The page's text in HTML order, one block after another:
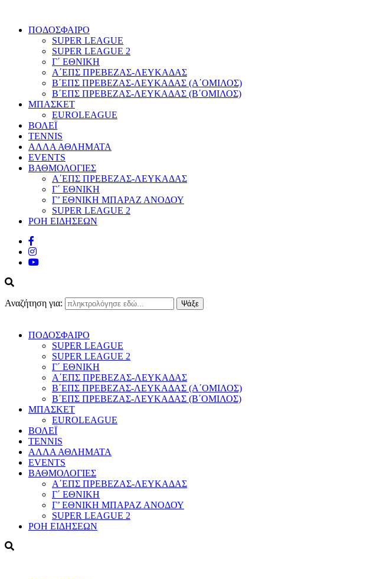
ΠΟΔΟΣΦΑΙΡΟ
SUPER LEAGUE
SUPER LEAGUE 2
Γ΄ ΕΘΝΙΚΗ
Α΄ΕΠΣ ΠΡΕΒΕΖΑΣ-ΛΕΥΚΑΔΑΣ
Β΄ΕΠΣ ΠΡΕΒΕΖΑΣ-ΛΕΥΚΑΔΑΣ (Α΄ΟΜΙΛΟΣ)
Β΄ΕΠΣ ΠΡΕΒΕΖΑΣ-ΛΕΥΚΑΔΑΣ (Β΄ΟΜΙΛΟΣ)
ΜΠΑΣΚΕΤ
EUROLEAGUE
ΒΟΛΕΪ
TENNIS
ΑΛΛΑ ΑΘΛΗΜΑΤΑ
EVENTS
ΒΑΘΜΟΛΟΓΙΕΣ
Α΄ΕΠΣ ΠΡΕΒΕΖΑΣ-ΛΕΥΚΑΔΑΣ
Γ΄ ΕΘΝΙΚΗ
Γ’ ΕΘΝΙΚΗ ΜΠΑΡΑΖ ΑΝΟΔΟΥ
SUPER LEAGUE 2
ΡΟΗ ΕΙΔΗΣΕΩΝ
Αναζήτηση για:
ΠΟΔΟΣΦΑΙΡΟ
SUPER LEAGUE
SUPER LEAGUE 2
Γ΄ ΕΘΝΙΚΗ
Α΄ΕΠΣ ΠΡΕΒΕΖΑΣ-ΛΕΥΚΑΔΑΣ
Β΄ΕΠΣ ΠΡΕΒΕΖΑΣ-ΛΕΥΚΑΔΑΣ (Α΄ΟΜΙΛΟΣ)
Β΄ΕΠΣ ΠΡΕΒΕΖΑΣ-ΛΕΥΚΑΔΑΣ (Β΄ΟΜΙΛΟΣ)
ΜΠΑΣΚΕΤ
EUROLEAGUE
ΒΟΛΕΪ
TENNIS
ΑΛΛΑ ΑΘΛΗΜΑΤΑ
EVENTS
ΒΑΘΜΟΛΟΓΙΕΣ
Α΄ΕΠΣ ΠΡΕΒΕΖΑΣ-ΛΕΥΚΑΔΑΣ
Γ΄ ΕΘΝΙΚΗ
Γ’ ΕΘΝΙΚΗ ΜΠΑΡΑΖ ΑΝΟΔΟΥ
SUPER LEAGUE 2
ΡΟΗ ΕΙΔΗΣΕΩΝ